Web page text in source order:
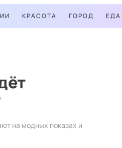
КРАСОТА ГОРОД ЕДА
на модных показах и